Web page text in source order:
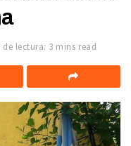
lectura: 3 mins read